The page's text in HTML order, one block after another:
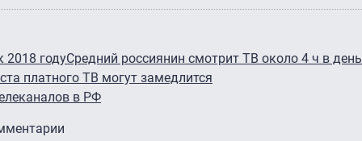
2018 годуСредний россиянин смотрит ТВ около 4 ч в день
платного ТВ могут замедлится
в РФ